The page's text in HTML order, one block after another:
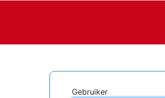
Gebruiker